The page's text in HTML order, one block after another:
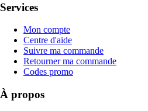
Services
Mon compte
Centre d'aide
Suivre ma commande
Retourner ma commande
Codes promo
À propos